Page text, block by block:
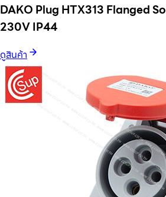
DAKO Plug HTX313 Flanged
230V IP44
ดูสินค้า